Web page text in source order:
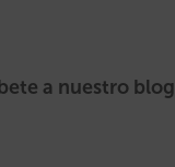
a nuestro blog